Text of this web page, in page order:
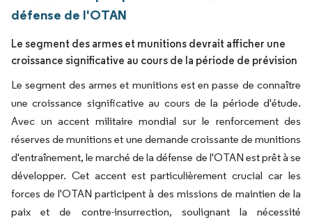
défense de l'OTAN
Le segment des armes et munitions devrait afficher une
croissance significative au cours de la période de prévision
Le segment des armes et munitions est en passe de connaître
une croissance significative au cours de la période d'étude.
Avec un accent militaire mondial sur le renforcement des
réserves de munitions et une demande croissante de munitions
d'entraînement, le marché de la défense de l'OTAN est prêt à se
développer. Cet accent est particulièrement crucial car les
forces de l'OTAN participent à des missions de maintien de la
paix et de contre-insurrection, soulignant la nécessité